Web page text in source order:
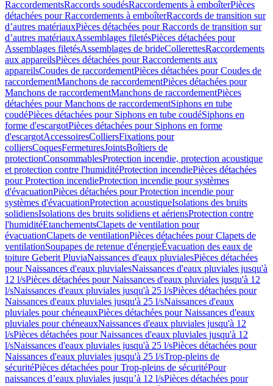
RaccordementsRaccords soudésRaccordements à emboîterPièces
détachées pour Raccordements à emboîterRaccords de transition sur
d’autres matériauxPièces détachées pour Raccords de transition sur
d’autres matériauxAssemblages filetésPièces détachées pour
Assemblages filetésAssemblages de brideCollerettesRaccordements
aux appareilsPièces détachées pour Raccordements aux
appareilsCoudes de raccordementPièces détachées pour Coudes de
raccordementManchons de raccordementPièces détachées pour
Manchons de raccordementManchons de raccordementPièces
détachées pour Manchons de raccordementSiphons en tube
coudéPièces détachées pour Siphons en tube coudéSiphons en
forme d'escargotPièces détachées pour Siphons en forme
d'escargotAccessoiresColliersFixations pour
colliersCoquesFermeturesJointsBoîtiers de
protectionConsommablesProtection incendie, protection acoustique
et protection contre l'humiditéProtection incendiePièces détachées
pour Protection incendieProtection incendie pour systèmes
d'évacuationPièces détachées pour Protection incendie pour
systèmes d'évacuationProtection acoustiqueIsolations des bruits
solidiensIsolations des bruits solidiens et aériensProtection contre
l'humiditéEtanchementsClapets de ventilation pour
évacuationClapets de ventilationPièces détachées pour Clapets de
ventilationSoupapes de retenue d'énergieÉvacuation des eaux de
toiture Geberit PluviaNaissances d'eaux pluvialesPièces détachées
pour Naissances d'eaux pluvialesNaissances d'eaux pluviales jusqu'à
12 l/sPièces détachées pour Naissances d'eaux pluviales jusqu'à 12
l/sNaissances d'eaux pluviales jusqu'à 25 l/sPièces détachées pour
Naissances d'eaux pluviales jusqu'à 25 l/sNaissances d'eaux
pluviales pour chéneauxPièces détachées pour Naissances d'eaux
pluviales pour chéneauxNaissances d'eaux pluviales jusqu'à 12
l/sPièces détachées pour Naissances d'eaux pluviales jusqu'à 12
l/sNaissances d'eaux pluviales jusqu'à 25 l/sPièces détachées pour
Naissances d'eaux pluviales jusqu'à 25 l/sTrop-pleins de
sécuritéPièces détachées pour Trop-pleins de sécuritéPour
naissances d’eaux pluviales jusqu’à 12 l/sPièces détachées pour